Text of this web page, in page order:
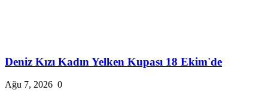
Deniz Kızı Kadın Yelken Kupası 18 Ekim'de
Ağu 7, 2026 0